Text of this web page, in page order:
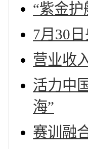
“紫金
7月30
营业收
活力中
海”
赛训融